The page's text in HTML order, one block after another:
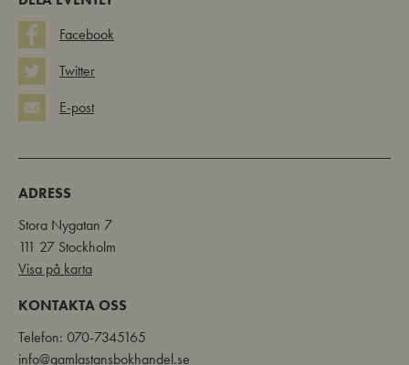
Facebook
Twitter
E-post
ADRESS
Stora Nygatan 7
111 27 Stockholm
Visa på karta
KONTAKTA OSS
Telefon: 070-7345165
info@gamlastansbokhandel.se